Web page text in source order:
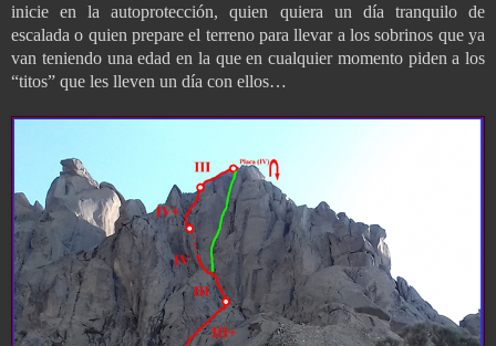
inicie en la autoprotección, quien quiera un día tranquilo de
escalada o quien prepare el terreno para llevar a los sobrinos que ya
van teniendo una edad en la que en cualquier momento piden a los
“titos” que les lleven un día con ellos…